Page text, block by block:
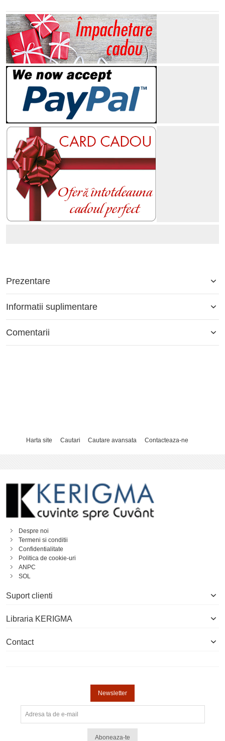
Prezentare
Informatii suplimentare
Comentarii
Harta site Cautari Cautare avansata Contacteaza-ne
Despre noi
Termeni si conditii
Confidentialitate
Politica de cookie-uri
ANPC
SOL
Suport clienti
Libraria KERIGMA
Contact
Newsletter
Aboneaza-te